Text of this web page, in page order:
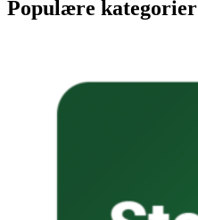
Populære kategorier